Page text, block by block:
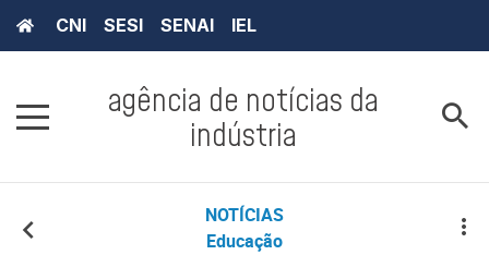
CNI SESI SENAI IEL
agência de notícias da
indústria
NOTÍCIAS
Educação